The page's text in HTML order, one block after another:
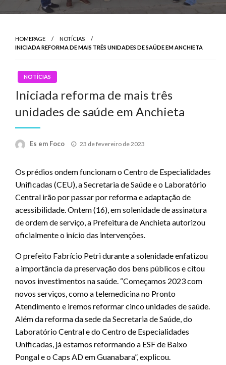
HOMEPAGE
NOTÍCIAS
INICIADA REFORMA DE MAIS TRÊS UNIDADES DE SAÚDE EM ANCHIETA
NOTÍCIAS
Iniciada reforma de mais três
unidades de saúde em Anchieta
Es em Foco
Posted
23 de fevereiro de 2023
Os prédios ondem funcionam o Centro de Especialidades
Unificadas (CEU), a Secretaria de Saúde e o Laboratório
Central irão por passar por reforma e adaptação de
acessibilidade. Ontem (16), em solenidade de assinatura
de ordem de serviço, a Prefeitura de Anchieta autorizou
oficialmente o início das intervenções.
O prefeito Fabrício Petri durante a solenidade enfatizou
a importância da preservação dos bens públicos e citou
novos investimentos na saúde. “Começamos 2023 com
novos serviços, como a telemedicina no Pronto
Atendimento e iremos reformar cinco unidades de saúde.
Além da reforma da sede da Secretaria de Saúde, do
Laboratório Central e do Centro de Especialidades
Unificadas, já estamos reformando a ESF de Baixo
Pongal e o Caps AD em Guanabara”, explicou.